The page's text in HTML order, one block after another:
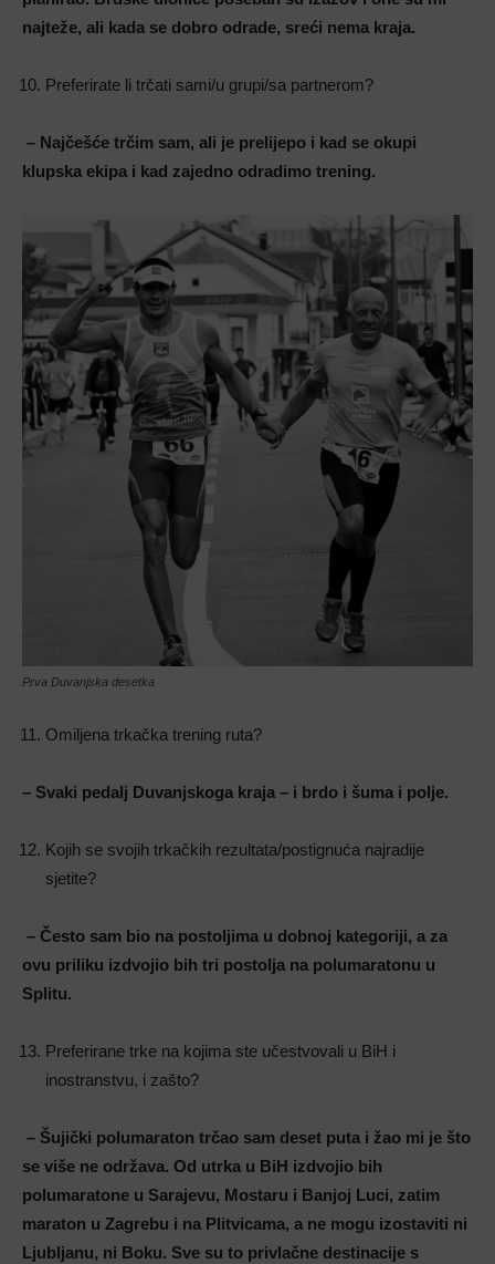
najteže, ali kada se dobro odrade, sreći nema kraja.
Preferirate li trčati sami/u grupi/sa partnerom?
– Najčešće trčim sam, ali je prelijepo i kad se okupi
klupska ekipa i kad zajedno odradimo trening.
Prva Duvanjska desetka
Omiljena trkačka trening ruta?
– Svaki pedalj Duvanjskoga kraja – i brdo i šuma i polje.
Kojih se svojih trkačkih rezultata/postignuća najradije
sjetite?
– Često sam bio na postoljima u dobnoj kategoriji, a za
ovu priliku izdvojio bih tri postolja na polumaratonu u
Splitu.
Preferirane trke na kojima ste učestvovali u BiH i
inostranstvu, i zašto?
– Šujički polumaraton trčao sam deset puta i žao mi je što
se više ne održava. Od utrka u BiH izdvojio bih
polumaratone u Sarajevu, Mostaru i Banjoj Luci, zatim
maraton u Zagrebu i na Plitvicama, a ne mogu izostaviti ni
Ljubljanu, ni Boku. Sve su to privlačne destinacije s